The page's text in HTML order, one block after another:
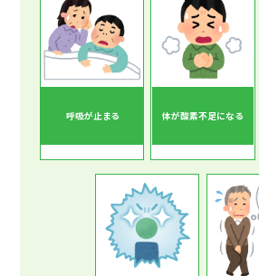
呼吸が止まる 体が酸素不足になる